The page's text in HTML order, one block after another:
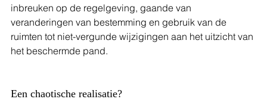
inbreuken op de regelgeving, gaande van
veranderingen van bestemming en gebruik van de
ruimten tot niet-vergunde wijzigingen aan het uitzicht van
het beschermde pand.
Een chaotische realisatie?